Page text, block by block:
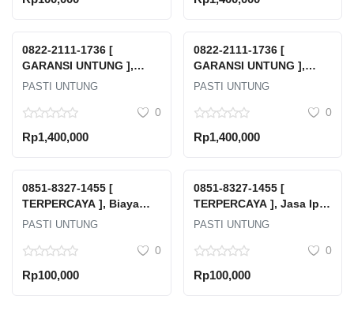
0822-2111-1736 [
GARANSI UNTUNG ],
Harga Jual Beli Emas
Gorontalo
PASTI UNTUNG
0
Rp1,400,000
0822-2111-1736 [
GARANSI UNTUNG ],
Harga Emas Cukim Hari
PASTI UNTUNG
0
Rp1,400,000
0851-8327-1455 [
TERPERCAYA ], Biaya
Pengurusan Izin Limbah
Industri Sekupang
PASTI UNTUNG
0
Rp100,000
0851-8327-1455 [
TERPERCAYA ], Jasa Ipal
Timor Tengah Selatan
PASTI UNTUNG
0
Rp100,000